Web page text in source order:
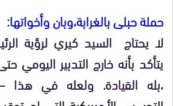
حملة حبلى بالغرابة،وبان وأخواتها:
لا يحتاج السيد كيري لرؤية
يتأكد بأنه خارج التدبير اليومي
،بله القيادة. ولعله في هذا